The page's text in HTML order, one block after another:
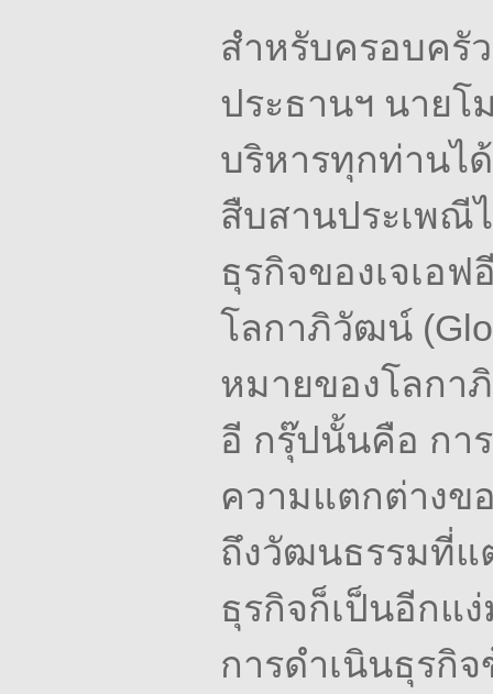
สำหรับครอบครั
ประธานฯ นายโ
บริหารทุกท่านไ
สืบสานประเพณี
ธุรกิจของเจเอฟ
โลกาภิวัฒน์
หมายของโลกา
อี กรุ๊ปนั้นคือ กา
ความแตกต่างข
ถึงวัฒนธรรมที่แ
ธุรกิจก็เป็นอีกแ
การดำเนินธุรกิ